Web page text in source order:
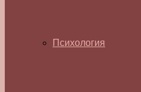
Психология